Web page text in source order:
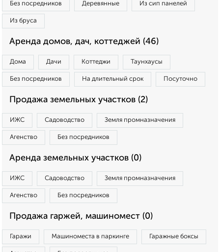
Без посредников Деревянные Из сип панелей
Из бруса
Аренда домов, дач, коттеджей (46)
Дома Дачи Коттеджи Таунхаусы
Без посредников На длительный срок Посуточно
Продажа земельных участков (2)
ИЖС Садоводство Земля промназначения
Агенство Без посредников
Аренда земельных участков (0)
ИЖС Садоводство Земля промназначения
Агенство Без посредников
Продажа гаржей, машиномест (0)
Гаражи Машиноместа в паркинге Гаражные боксы